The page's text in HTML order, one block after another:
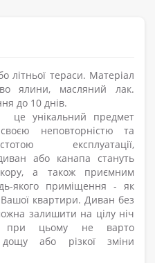
літньої тераси. Матеріал
ялини, масляний лак.
до 10 днів.
унікальний предмет
неповторністю та
експлуатації,
або канапа стануть
а також приємним
якого приміщення - як
Вашої квартири. Диван без
залишити на цілу ніч
при цьому не варто
або різкої зміни